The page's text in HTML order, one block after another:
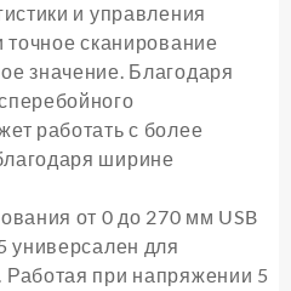
и управления
точное сканирование
значение. Благодаря
работать с более
ширине
от 0 до 270 мм USB
универсален для
при напряжении 5